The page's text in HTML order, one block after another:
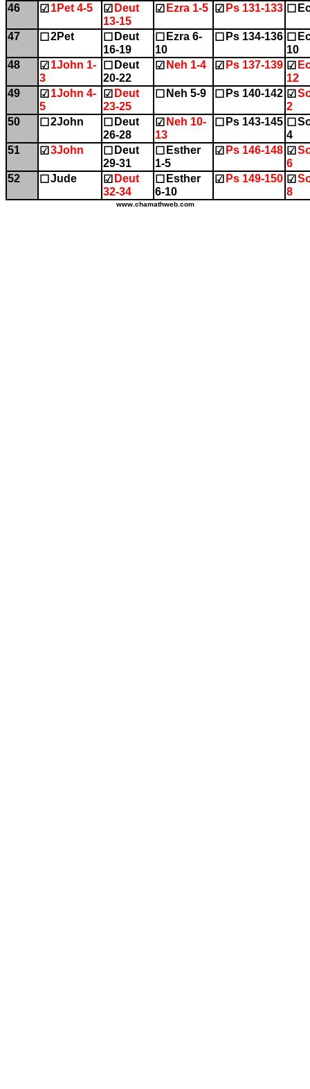
46 ☑ 1Pet 4-5 ☑ Deut
13-15
☑ Ezra 1-5 ☑ Ps 131-133 ☐
47 ☐ 2Pet ☐ Deut
16-19
☐ Ezra 6-
10
☐ Ps 134-136 ☐
10
48
☑ 1John 1-
3
☐ Deut
20-22
☑ Neh 1-4 ☑ Ps 137-139 ☑
12
49
☑ 1John 4-
5
☑ Deut
23-25
☐ Neh 5-9 ☐ Ps 140-142 ☑
2
50
☐ 2John ☐ Deut
26-28
☑ Neh 10-
13
☐ Ps 143-145 ☐
4
51
☑ 3John ☐ Deut
29-31
☐ Esther
1-5
☑ Ps 146-148 ☑
6
52
☐ Jude ☑ Deut
32-34
☐ Esther
6-10
☑ Ps 149-150 ☑
8
www.chamathweb.com